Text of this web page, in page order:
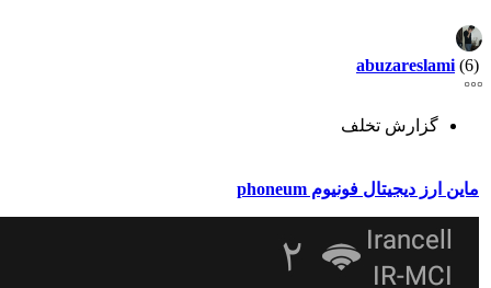
abuzareslami (6)
گزارش تخلف
ماین ارز دیجیتال فونیوم phoneum